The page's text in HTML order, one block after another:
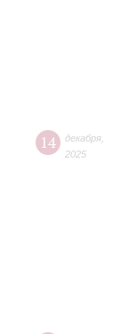
14 декабря
2025